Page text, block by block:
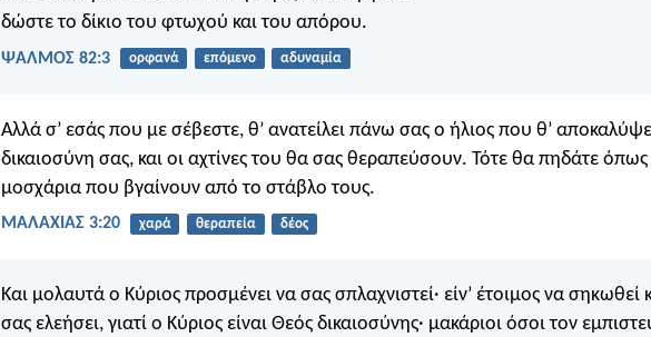
δώστε το δίκιο του φτωχού και του απόρου.
ΨΑΛΜΌΣ 82:3 ορφανά επόμενο αδυναμία
Αλλά σ’ εσάς που με σέβεστε, θ’ ανατείλει πάνω σας ο ήλιος που θ’
δικαιοσύνη σας, και οι αχτίνες του θα σας θεραπεύσουν. Τότε θα πηδάτε όπως
μοσχάρια που βγαίνουν από το στάβλο τους.
ΜΑΛΑΧΙΑΣ 3:20 χαρά θεραπεία δέος
Και μολαυτά ο Κύριος προσμένει να σας σπλαχνιστεί· είν’ έτοιμος να σηκωθεί
σας ελεήσει, γιατί ο Κύριος είναι Θεός δικαιοσύνης· μακάριοι όσοι τον